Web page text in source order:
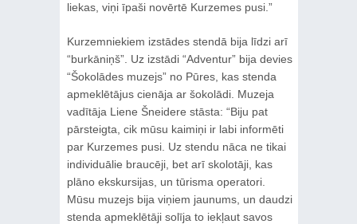
liekas, viņi īpaši novērtē Kurzemes pusi.”
Kurzemniekiem izstādes stendā bija līdzi arī
“burkāniņš”. Uz izstādi “Adventur” bija devies
“Šokolādes muzejs” no Pūres, kas stenda
apmeklētājus cienāja ar šokolādi. Muzeja
vadītāja Liene Šneidere stāsta: “Biju pat
pārsteigta, cik mūsu kaimiņi ir labi informēti
par Kurzemes pusi. Uz stendu nāca ne tikai
individuālie braucēji, bet arī skolotāji, kas
plāno ekskursijas, un tūrisma operatori.
Mūsu muzejs bija viņiem jaunums, un daudzi
stenda apmeklētāji solīja to iekļaut savos